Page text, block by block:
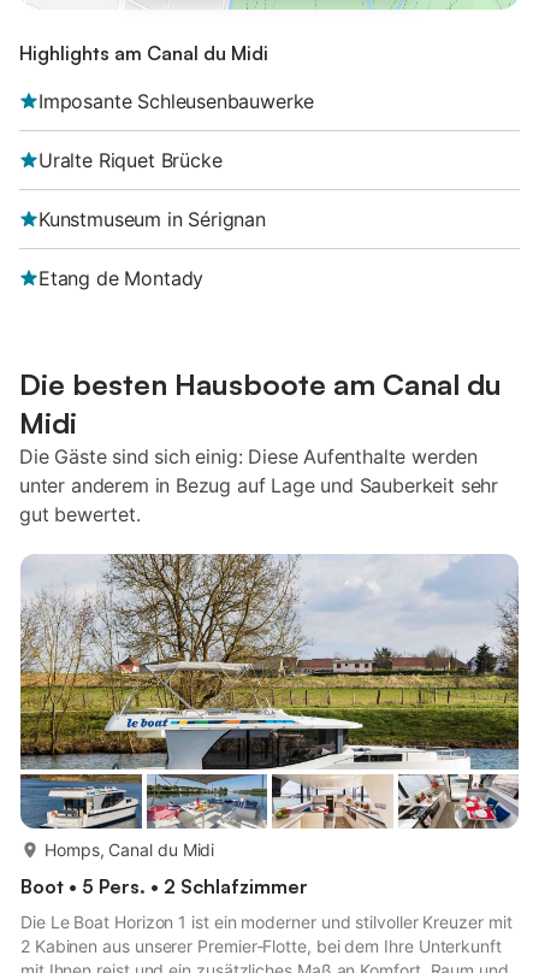
Highlights am Canal du Midi
Imposante Schleusenbauwerke
Uralte Riquet Brücke
Kunstmuseum in Sérignan
Etang de Montady
Die besten Hausboote am Canal du
Midi
Die Gäste sind sich einig: Diese Aufenthalte werden
unter anderem in Bezug auf Lage und Sauberkeit sehr
gut bewertet.
Homps, Canal du Midi
Boot • 5 Pers. • 2 Schlafzimmer
Die Le Boat Horizon 1 ist ein moderner und stilvoller Kreuzer mit
2 Kabinen aus unserer Premier‑Flotte, bei dem Ihre Unterkunft